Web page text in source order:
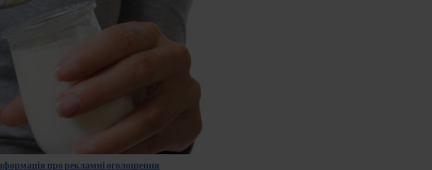
про рекламні оголошення